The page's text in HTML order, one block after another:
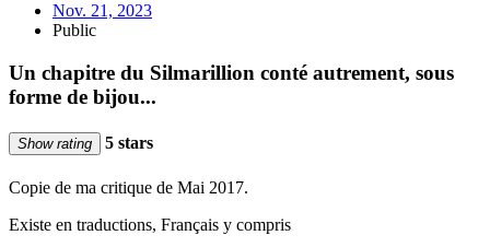
Nov. 21, 2023
Public
Un chapitre du Silmarillion conté autrement, sous
forme de bijou...
Show rating 5 stars
Copie de ma critique de Mai 2017.
Existe en traductions, Français y compris